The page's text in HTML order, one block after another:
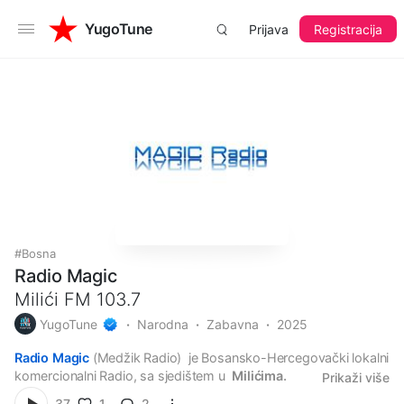
YugoTune Prijava Registracija
Bosna
Radio Magic
Milići FM 103.7
YugoTune Narodna Zabavna 2025
Radio Magic (Medžik Radio) je Bosansko-Hercegovački lokalni
komercionalni Radio, sa sjedištem u Milićima.
Ova Bosansko-hercegovačka radio stanica emituje programe
Prikaži više